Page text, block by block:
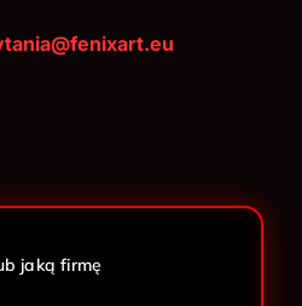
jaką firmę